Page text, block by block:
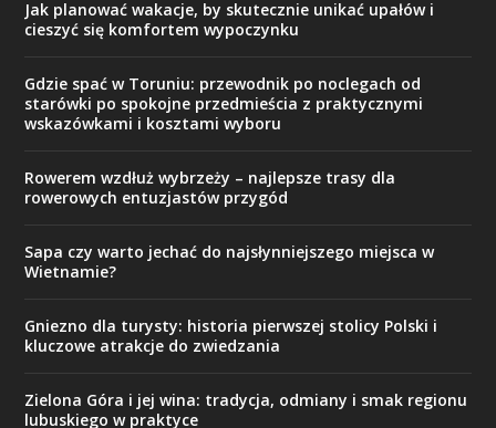
Gdzie spać w Toruniu: przewodnik po noclegach od
starówki po spokojne przedmieścia z praktycznymi
Rowerem wzdłuż wybrzeży – najlepsze trasy dla
rowerowych entuzjastów przygód
Sapa czy warto jechać do najsłynniejszego miejsca w
Wietnamie?
Gniezno dla turysty: historia pierwszej stolicy Polski i
kluczowe atrakcje do zwiedzania
Zielona Góra i jej wina: tradycja, odmiany i smak regionu
lubuskiego w praktyce
Sakralne miejsca – podążając śladami duchowej podróży